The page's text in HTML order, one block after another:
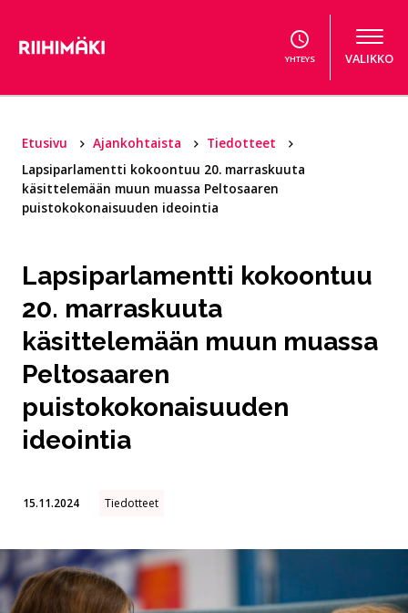
YHTEYS VALIKKO
Etusivu Ajankohtaista
Tiedotteet
Lapsiparlamentti kokoontuu 20. marraskuuta
käsittelemään muun muassa Peltosaaren
puistokokonaisuuden ideointia
Lapsiparlamentti kokoontuu
20. marraskuuta
käsittelemään muun muassa
Peltosaaren
puistokokonaisuuden
ideointia
15.11.2024 Tiedotteet